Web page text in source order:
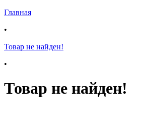
Главная
•
Товар не найден!
•
Товар не найден!